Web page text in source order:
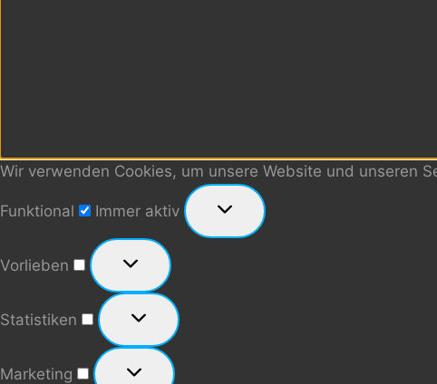
Wir verwenden Cookies, um unsere Website und unseren
Funktional
Immer aktiv
Vorlieben
Vorlieben
Statistiken
Statistiken
Marketing
Marketing